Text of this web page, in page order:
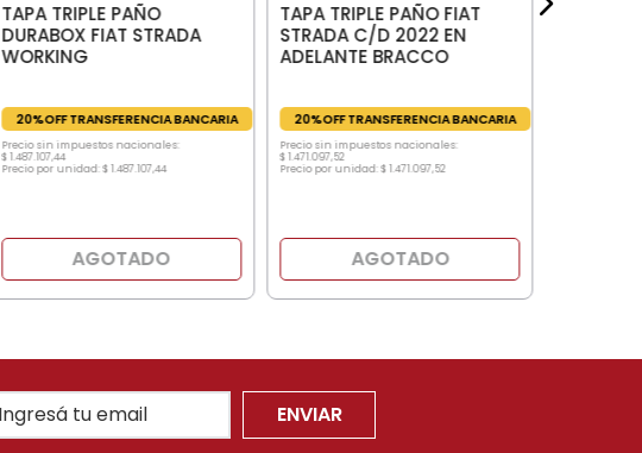
TAPA TRIPLE PAÑO
DURABOX FIAT STRADA
WORKING
20%OFF TRANSFERENCIA BANCARIA
Precio sin impuestos nacionales:
$1.487.107,44
Precio por unidad:$1.487.107,44
AGOTADO
TAPA TRIPLE PAÑO FIAT
STRADA C/D 2022 EN
ADELANTE BRACCO
20%OFF TRANSFERENCIA BANCARIA
Precio sin impuestos nacionales:
$1.471.097,52
Precio por unidad:$1.471.097,52
AGOTADO
ENVIAR